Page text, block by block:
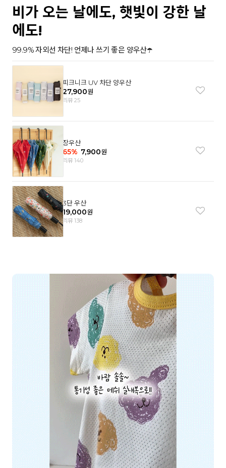
비가 오는 날에도, 햇빛이 강한 날
에도!
99.9% 자외선 차단! 언제나 쓰기 좋은 양우산☂️
피크니크 UV 차단 양우산
27,900원
리뷰 25
장우산
65% 7,900원
리뷰 140
3단 우산
19,000원
리뷰 138